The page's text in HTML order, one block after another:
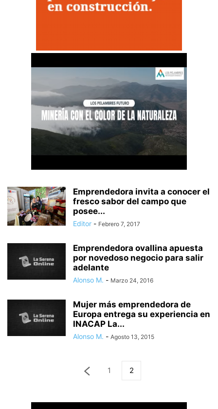
Emprendedora invita a conocer el
fresco sabor del campo que
posee...
Editor - Febrero 7, 2017
Emprendedora ovallina apuesta
por novedoso negocio para salir
adelante
Alonso M. - Marzo 24, 2016
Mujer más emprendedora de
Europa entrega su experiencia en
INACAP La...
Alonso M. - Agosto 13, 2015
1 2